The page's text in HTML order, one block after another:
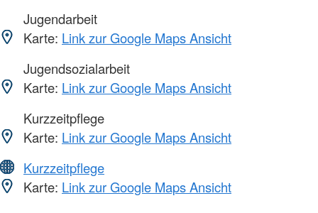
Jugendarbeit
Karte: Link zur Google Maps Ansicht
Jugendsozialarbeit
Karte: Link zur Google Maps Ansicht
Kurzzeitpflege
Karte: Link zur Google Maps Ansicht
Kurzzeitpflege
Karte: Link zur Google Maps Ansicht